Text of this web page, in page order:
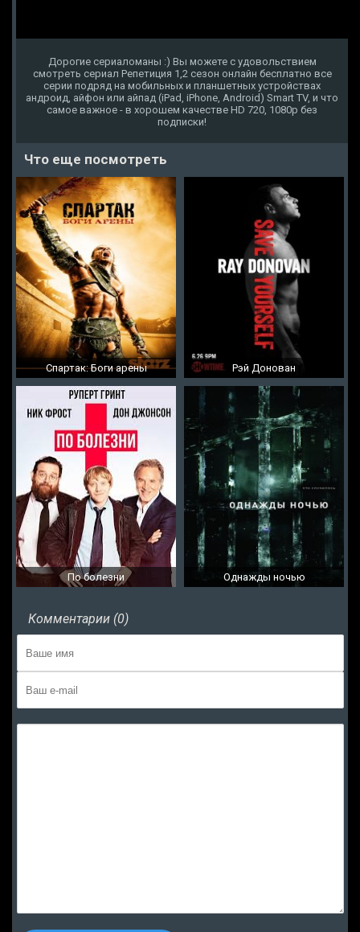
Дорогие сериаломаны :) Вы можете с удовольствием
смотреть сериал Репетиция 1,2 сезон онлайн бесплатно все
серии подряд на мобильных и планшетных устройствах
андроид, айфон или айпад (iPad, iPhone, Android) Smart TV, и что
самое важное - в хорошем качестве HD 720, 1080p без
подписки!
Что еще посмотреть
Спартак: Боги арены Рэй Донован
По болезни Однажды ночью
Комментарии (0)